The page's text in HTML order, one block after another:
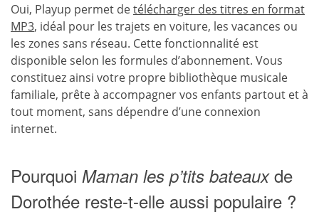
Oui, Playup permet detélécharger des titres en format
MP3, idéal pour les trajets en voiture, les vacances ou
les zones sans réseau. Cette fonctionnalité est
disponible selon les formules d’abonnement. Vous
constituez ainsi votre propre bibliothèque musicale
familiale, prête à accompagner vos enfants partout et à
tout moment, sans dépendre d’une connexion
internet.
Pourquoi Maman les p’tits bateauxde
Dorothée reste-t-elle aussi populaire ?